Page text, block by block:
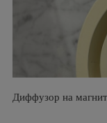
Диффузор на